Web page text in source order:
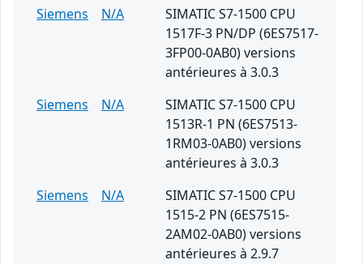
Siemens
N/A
SIMATIC S7-1500 CPU
1517F-3 PN/DP (6ES7517-
3FP00-0AB0) versions
antérieures à 3.0.3
Siemens
N/A
SIMATIC S7-1500 CPU
1513R-1 PN (6ES7513-
1RM03-0AB0) versions
antérieures à 3.0.3
Siemens
N/A
SIMATIC S7-1500 CPU
1515-2 PN (6ES7515-
2AM02-0AB0) versions
antérieures à 2.9.7